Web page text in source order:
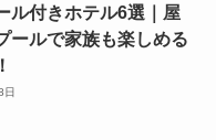
ル付きホテル6選｜屋
ールで家族も楽しめる
日